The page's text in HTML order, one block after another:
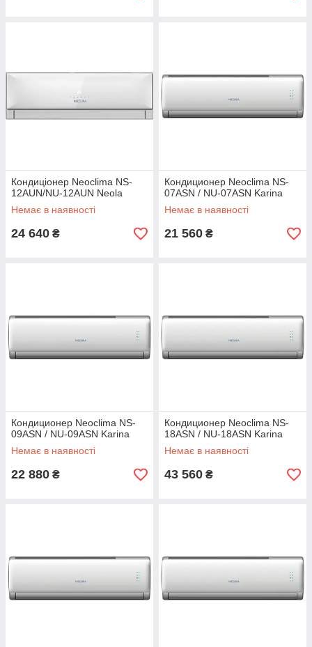
Кондиціонер Neoclima NS-
12AUN/NU-12AUN Neola
Немає в наявності
24 640 ₴
Кондиционер Neoclima NS-
07ASN / NU-07ASN Karina
Немає в наявності
21 560 ₴
Кондиционер Neoclima NS-
09ASN / NU-09ASN Karina
Немає в наявності
22 880 ₴
Кондиционер Neoclima NS-
18ASN / NU-18ASN Karina
Немає в наявності
43 560 ₴